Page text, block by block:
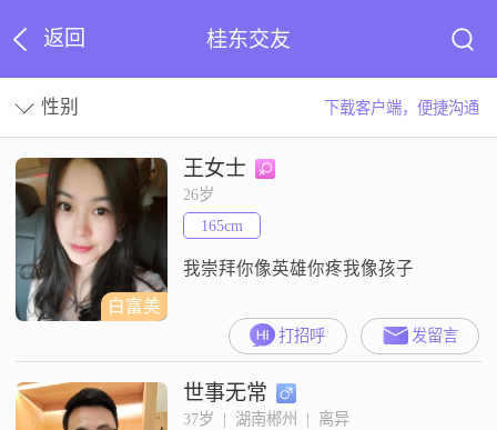
返回 桂东交友
性别 下载客户端，便捷沟通
白富美
王女士
26岁
165cm
我崇拜你像英雄你疼我像孩子
打招呼 发留言
世事无常
37岁  |  湖南郴州  |  离异